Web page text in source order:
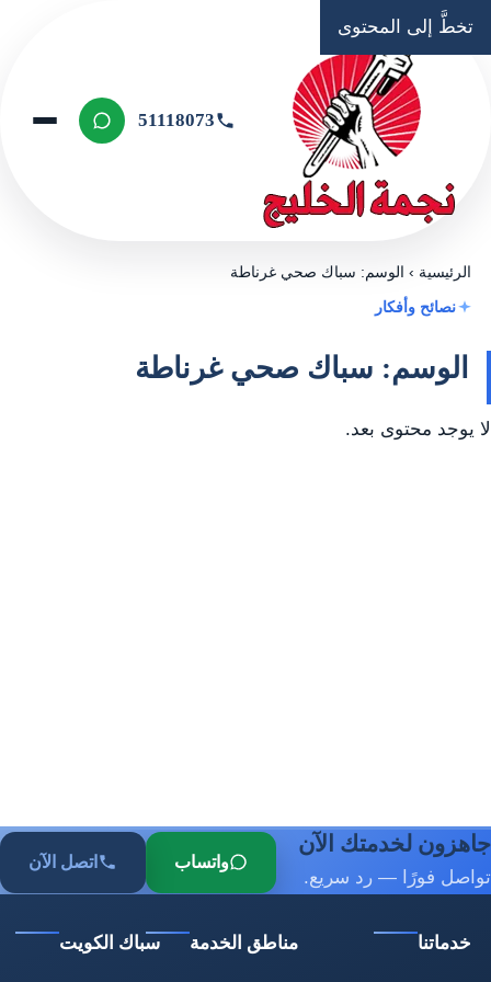
تخطَّ إلى المحتوى
51118073
الرئيسية ›الوسم: سباك صحي غرناطة
نصائح وأفكار
الوسم: سباك صحي غرناطة
لا يوجد محتوى بعد.
جاهزون لخدمتك الآن
تواصل فورًا — رد سريع.
واتساب اتصل الآن
خدماتنا مناطق الخدمة سباك الكويت